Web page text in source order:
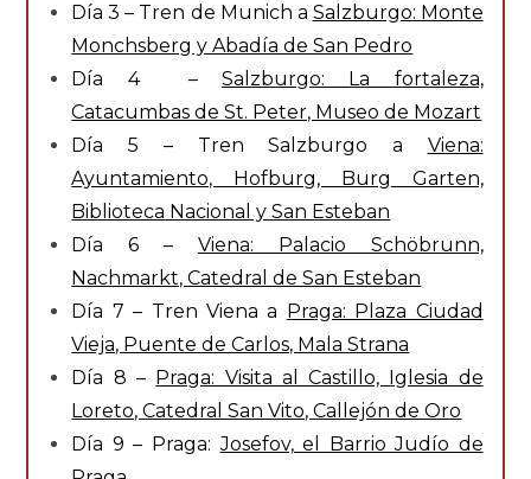
Día 3 – Tren de Munich a Salzburgo: Monte
Monchsberg y Abadía de San Pedro
Día 4 – Salzburgo: La fortaleza,
Catacumbas de St. Peter, Museo de Mozart
Día 5 – Tren Salzburgo a Viena:
Ayuntamiento, Hofburg, Burg Garten,
Biblioteca Nacional y San Esteban
Día 6 – Viena: Palacio Schöbrunn,
Nachmarkt, Catedral de San Esteban
Día 7 – Tren Viena a
Praga: Plaza Ciudad
Vieja, Puente de Carlos, Mala Strana
Día 8 – Praga: Visita al Castillo, Iglesia de
Loreto, Catedral San Vito, Callejón de Oro
Día 9 – Praga:Josefov, el Barrio Judío de